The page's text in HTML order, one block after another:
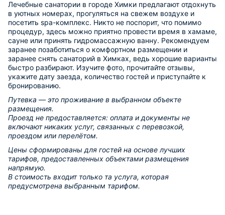
Лечебные санатории в городе Химки предлагают отдохнуть
в уютных номерах, прогуляться на свежем воздухе и
посетить spa-комплекс. Никто не поспорит, что помимо
процедур, здесь можно приятно провести время в хамаме,
сауне или принять гидромассажную ванну. Рекомендуем
заранее позаботиться о комфортном размещении и
заранее снять санаторий в Химках, ведь хорошие варианты
быстро разбирают. Изучите фото, прочитайте отзывы,
укажите дату заезда, количество гостей и приступайте к
бронированию.
Путевка — это проживание в выбранном объекте
размещения.
Проезд не предоставляется: оплата и документы не
включают никаких услуг, связанных с перевозкой,
проездом или перелётом.
Цены сформированы для гостей на основе лучших
тарифов, предоставленных объектами размещения
напрямую.
В стоимость входит только та услуга, которая
предусмотрена выбранным тарифом.